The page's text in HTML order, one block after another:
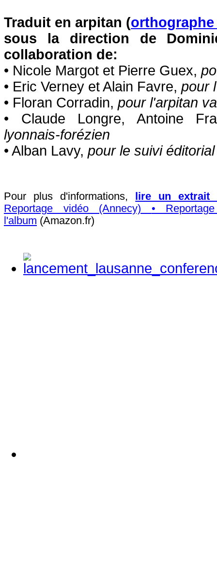
Traduit en arpitan (orthographe
sous la direction de
collaboration de:
• Nicole Margot et Pierre Guex,
• Eric Verney et Alain Favre, pour
• Floran Corradin, pour l'arpitan
• Claude Longre, Antoine
lyonnais-forézien
• Alban Lavy, pour le suivi éditorial
Pour plus d'informations,
lire un
Reportage vidéo (Annecy)
•
l'album (Amazon.fr)